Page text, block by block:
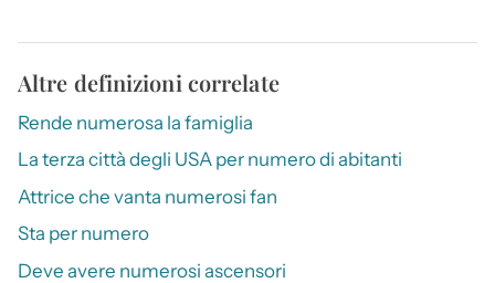
Altre definizioni correlate
Rende numerosa la famiglia
La terza città degli USA per numero di abitanti
Attrice che vanta numerosi fan
Sta per numero
Deve avere numerosi ascensori